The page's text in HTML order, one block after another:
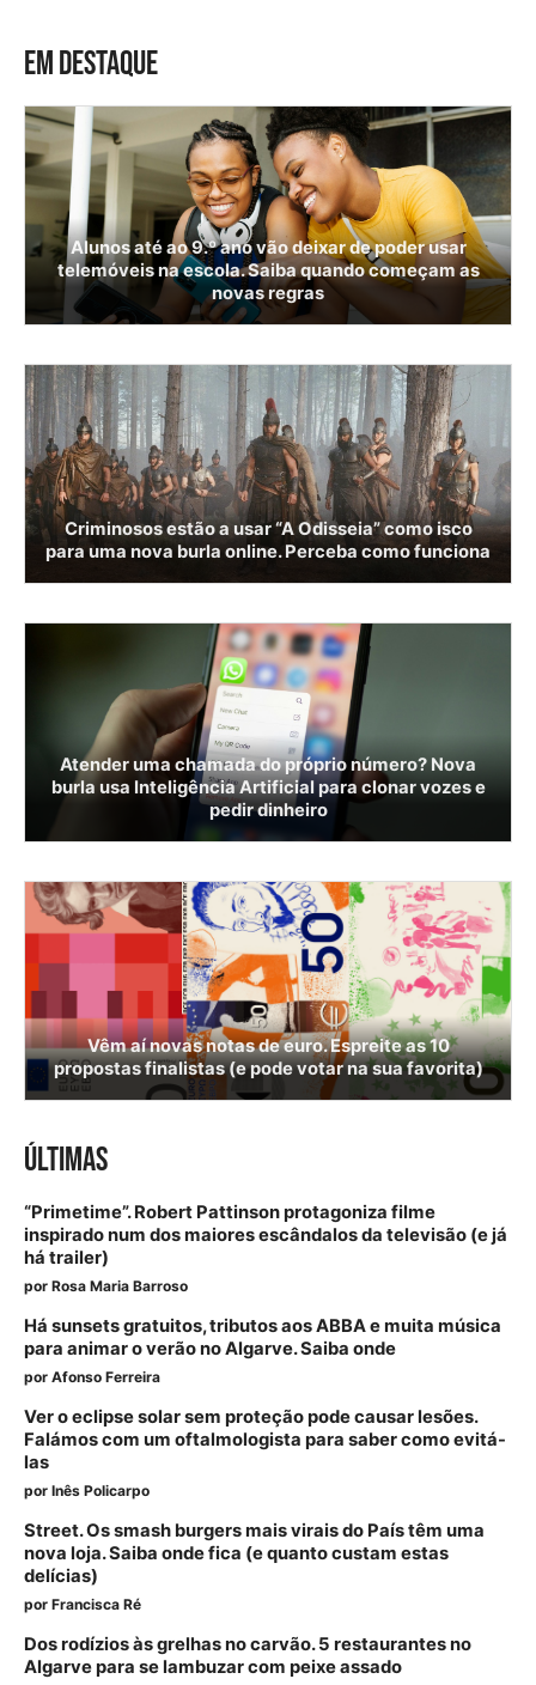
EM DESTAQUE
Alunos até ao 9.º ano vão deixar de poder usar
telemóveis na escola. Saiba quando começam as
novas regras
Criminosos estão a usar “A Odisseia” como isco
para uma nova burla online. Perceba como funciona
Atender uma chamada do próprio número? Nova
burla usa Inteligência Artificial para clonar vozes e
pedir dinheiro
Vêm aí novas notas de euro. Espreite as 10
propostas finalistas (e pode votar na sua favorita)
ÚLTIMAS
“Primetime”. Robert Pattinson protagoniza filme
inspirado num dos maiores escândalos da televisão (e já
há trailer)
por Rosa Maria Barroso
Há sunsets gratuitos, tributos aos ABBA e muita música
para animar o verão no Algarve. Saiba onde
por Afonso Ferreira
Ver o eclipse solar sem proteção pode causar lesões.
Falámos com um oftalmologista para saber como evitá-
las
por Inês Policarpo
Street. Os smash burgers mais virais do País têm uma
nova loja. Saiba onde fica (e quanto custam estas
delícias)
por Francisca Ré
Dos rodízios às grelhas no carvão. 5 restaurantes no
Algarve para se lambuzar com peixe assado